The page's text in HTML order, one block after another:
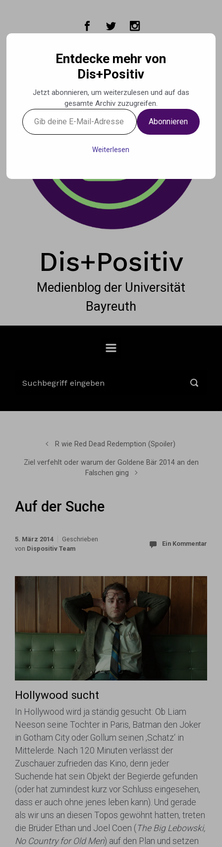
Dis+Positiv
Medienblog der Universität
Bayreuth
R wie Red Dead Redemption (Spoiler)
Ziel verfehlt oder warum der Goldene Bär 2014 an den
Falschen ging
Auf der Suche
5. März 2014
Geschrieben
von Dispositiv Team
Ein Kommentar
Hollywood sucht
In Hollywood wird ja ständig gesucht: Ob Liam
Neeson seine Tochter in Paris, Batman den Joker
in Gotham City oder Gollum seinen ‚Schatz‘ in
Mittelerde. Nach 120 Minuten verlässt der
Zuschauer zufrieden das Kino, denn jeder
Suchende hat sein Objekt der Begierde gefunden
(oder hat zumindest kurz vor Schluss eingesehen,
dass er auch ohne jenes leben kann). Und gerade
als wir uns an diesen Topos gewöhnt hatten, treten
die Brüder Ethan und Joel Coen (The Big Lebowski,
No Country for Old Men) auf den Plan und setzen
Entdecke mehr von
Dis+Positiv
Jetzt abonnieren, um weiterzulesen und auf das
gesamte Archiv zuzugreifen.
Gib
deine
Abonnieren
Weiterlesen